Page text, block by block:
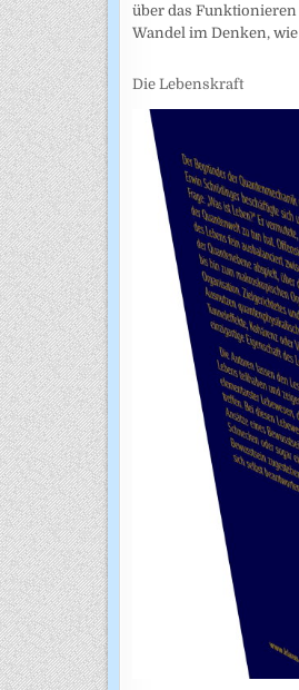
über das
Wandel im Denken,
Die Lebenskraft